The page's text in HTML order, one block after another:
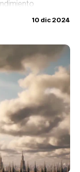
10 dic 2024